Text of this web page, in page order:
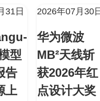
31日
型
告
上
2026年07月30
华为微波
MB²天线斩
获2026年红
点设计大奖